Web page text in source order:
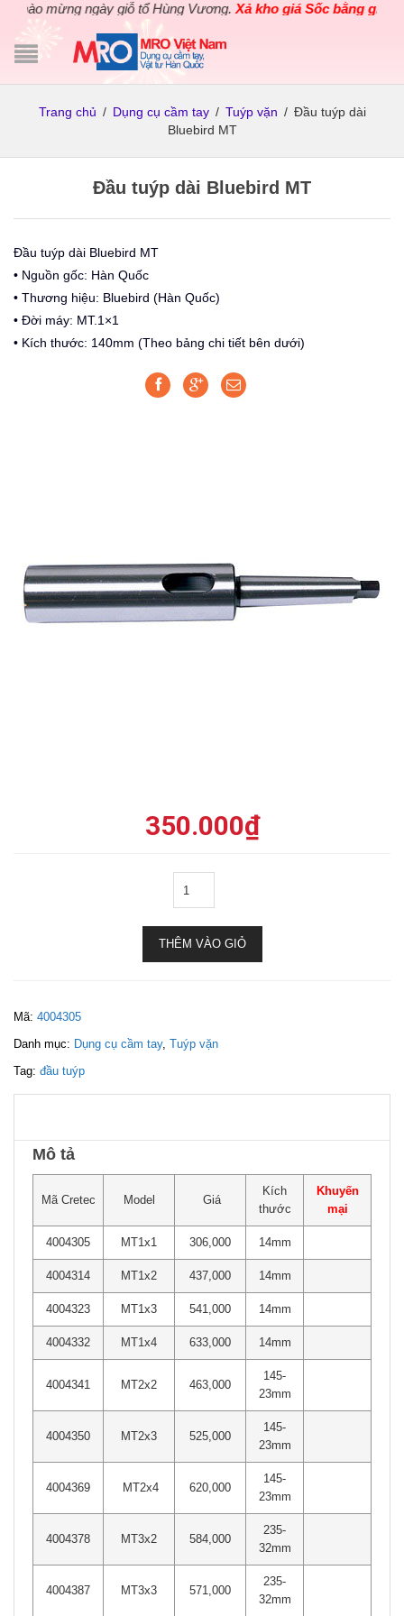
mừng ngày giỗ tổ Hùng Vương.Xả kho giá Sốc bằng giá Gốc
Trang chủ / Dụng cụ cầm tay / Tuýp vặn / Đầu tuýp dài
Bluebird MT
Đầu tuýp dài Bluebird MT
Đầu tuýp dài Bluebird MT
• Nguồn gốc: Hàn Quốc
• Thương hiệu: Bluebird (Hàn Quốc)
• Đời máy: MT.1×1
• Kích thước: 140mm (Theo bảng chi tiết bên dưới)
350.000₫
THÊM VÀO GIỎ
Mã: 4004305
Danh mục: Dụng cụ cầm tay, Tuýp vặn
Tag: đầu tuýp
Mô tả
Mã Cretec Model Giá
Kích
thước
Khuyến
mại
4004305 MT1x1 306,000 14mm
4004314 MT1x2 437,000 14mm
4004323 MT1x3 541,000 14mm
4004332 MT1x4 633,000 14mm
4004341 MT2x2 463,000
145-
23mm
4004350 MT2x3 525,000
145-
23mm
4004369 MT2x4 620,000
145-
23mm
4004378 MT3x2 584,000
235-
32mm
4004387 MT3x3 571,000
235-
32mm